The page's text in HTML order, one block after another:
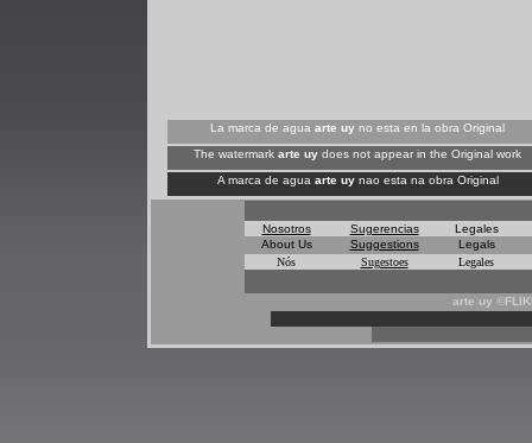
La marca de agua arte uy no esta en la obra Original
The watermark arte uy does not appear in the Original work
A marca de agua arte uynao esta na obra Original
Nosotros Sugerencias
Legales
About Us
Suggestions
Legals
Nós
Sugestoes Legales
arte uy